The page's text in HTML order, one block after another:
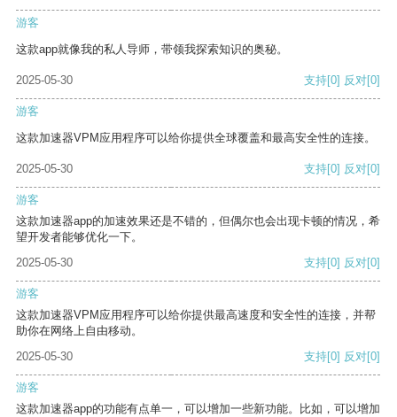
游客
这款app就像我的私人导师，带领我探索知识的奥秘。
2025-05-30 支持[0] 反对[0]
游客
这款加速器VPM应用程序可以给你提供全球覆盖和最高安全性的连接。
2025-05-30 支持[0] 反对[0]
游客
这款加速器app的加速效果还是不错的，但偶尔也会出现卡顿的情况，希
望开发者能够优化一下。
2025-05-30
支持[0] 反对[0]
游客
这款加速器VPM应用程序可以给你提供最高速度和安全性的连接，并帮
助你在网络上自由移动。
2025-05-30
支持[0] 反对[0]
游客
这款加速器app的功能有点单一，可以增加一些新功能。比如，可以增加